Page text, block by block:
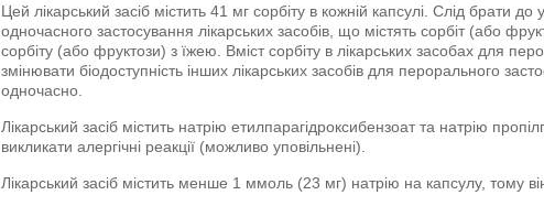
Цей лікарський засіб містить 41 мг сорбіту в кожній капсулі. Слід брати
одночасного застосування лікарських засобів, що містять сорбіт (або
сорбіту (або фруктози) з їжею. Вміст сорбіту в лікарських засобах для
змінювати біодоступність інших лікарських засобів для перорального
одночасно.
Лікарський засіб містить натрію етилпарагідроксибензоат та натрію
викликати алергічні реакції (можливо уповільнені).
Лікарський засіб містить менше 1 ммоль (23 мг) натрію на капсулу, тому